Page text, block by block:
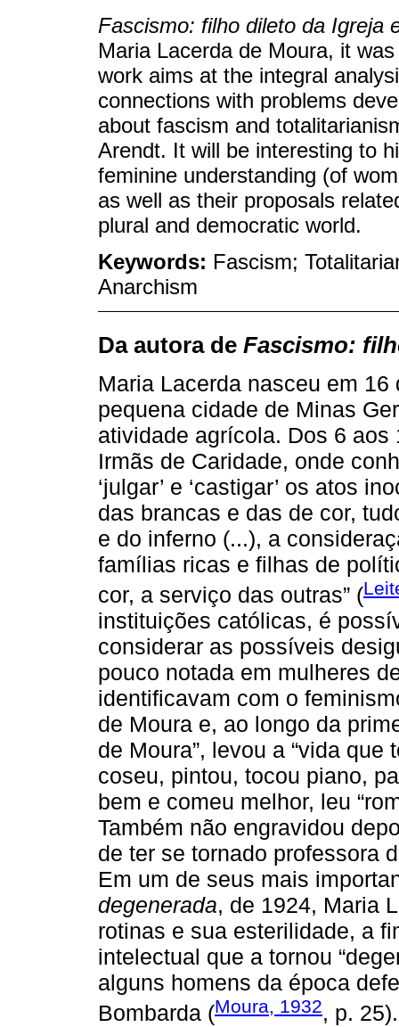
Fascismo: filho dileto da Igreja
Maria Lacerda de Moura, it
work aims at the integral
connections with problems
about fascism and
Arendt. It will be interesting to
feminine understanding (of
as well as their proposals
plural and democratic world.
Keywords: Fascism;
Anarchism
Da autora de Fascismo:
Maria Lacerda nasceu em
pequena cidade de Minas
atividade agrícola. Dos 6
Irmãs de Caridade, onde
‘julgar’ e ‘castigar’ os atos
das brancas e das de cor,
e do inferno (...), a
famílias ricas e filhas de
cor, a serviço das outras” (
instituições católicas, é
considerar as possíveis
pouco notada em mulheres
identificavam com o
de Moura e, ao longo da
de Moura”, levou a “vida que
coseu, pintou, tocou piano,
bem e comeu melhor, leu
Também não engravidou
de ter se tornado professora
Em um de seus mais
degenerada, de 1924, Maria
rotinas e sua esterilidade, a
intelectual que a tornou
alguns homens da época
Bombarda (Moura, 1932, p. 25).